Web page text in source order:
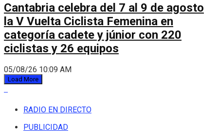
Cantabria celebra del 7 al 9 de agosto
la V Vuelta Ciclista Femenina en
categoría cadete y júnior con 220
ciclistas y 26 equipos
05/08/26 10:09 AM
Load More
RADIO EN DIRECTO
PUBLICIDAD